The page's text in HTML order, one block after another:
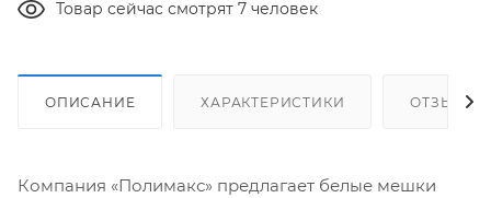
Товар сейчас смотрят 7 человек
ОПИСАНИЕ ХАРАКТЕРИСТИКИ ОТЗЫВЫ
Компания «Полимакс» предлагает белые мешки